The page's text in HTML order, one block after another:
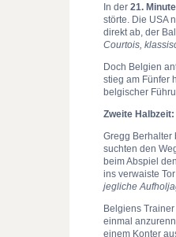
In der 21. Minute
störte. Die USA
direkt ab, der
Courtois,
Doch Belgien
stieg am Fünfer
belgischer
Zweite
Gregg Berhalter
suchten den
beim Abspiel
ins verwaiste
jegliche
Belgiens
einmal
einem Konter